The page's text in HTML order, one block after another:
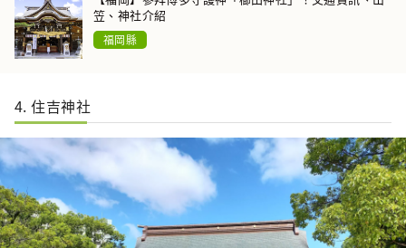
笠、神社介紹
福岡縣
4. 住吉神社